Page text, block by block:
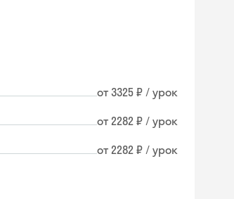
от 3325 ₽ / урок
от 2282 ₽ / урок
от 2282 ₽ / урок